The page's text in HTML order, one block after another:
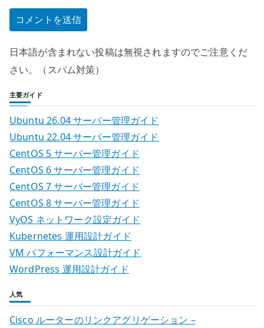
日本語が含まれない投稿は無視されますのでご注意くだ
さい。（スパム対策）
主要ガイド
Ubuntu 26.04 サーバー管理ガイド
Ubuntu 22.04 サーバー管理ガイド
CentOS 5 サーバー管理ガイド
CentOS 6 サーバー管理ガイド
CentOS 7 サーバー管理ガイド
CentOS 8 サーバー管理ガイド
VyOS ネットワーク設定ガイド
Kubernetes 運用設計ガイド
VM パフォーマンス設計ガイド
WordPress 運用設計ガイド
人気
Cisco ルーターのリンクアグリゲーション –